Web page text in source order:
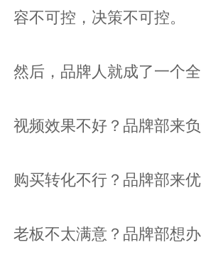
容不可控，决策不可控。
然后，品牌人就成了一个全
视频效果不好？品牌部来负
购买转化不行？品牌部来优
老板不太满意？品牌部想办